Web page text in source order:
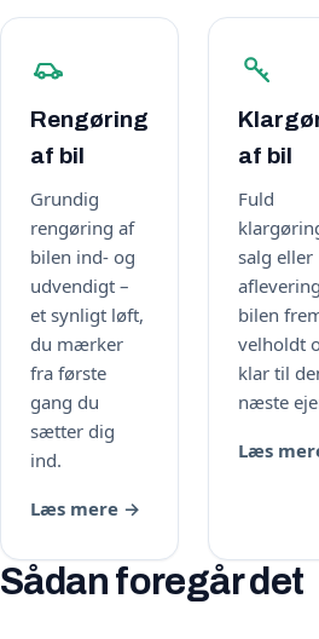
Rengøring
af bil
Grundig
rengøring af
bilen ind- og
udvendigt –
et synligt løft,
du mærker
fra første
gang du
sætter dig
ind.
Læs mere →
af bil
Fuld
salg eller
bilen
velholdt
klar til
næste
Læs
Sådan foregår det